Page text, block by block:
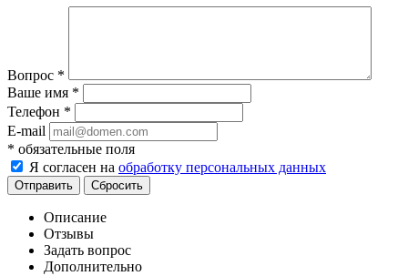
Вопрос *
Ваше имя *
Телефон *
E-mail
* обязательные поля
Я согласен на обработку персональных данных
Отправить Сбросить
Описание
Отзывы
Задать вопрос
Дополнительно